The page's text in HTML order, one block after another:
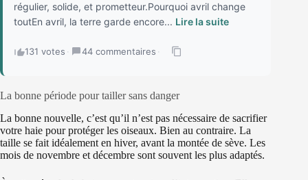
régulier, solide, et prometteur.Pourquoi avril change
toutEn avril, la terre garde encore... Lire la suite
131 votes · 44 commentaires ·
La bonne période pour tailler sans danger
La bonne nouvelle, c’est qu’il n’est pas nécessaire de sacrifier
votre haie pour protéger les oiseaux. Bien au contraire. La
taille se fait idéalement en hiver, avant la montée de sève. Les
mois de novembre et décembre sont souvent les plus adaptés.